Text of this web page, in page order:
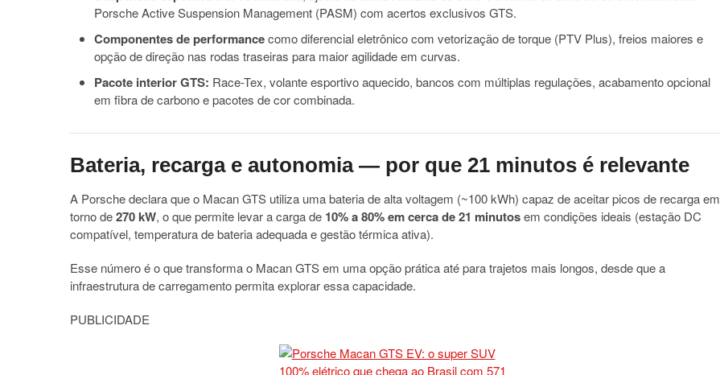
Porsche Active Suspension Management (PASM) com acertos exclusivos GTS.
Componentes de performancecomo diferencial eletrônico com vetorização de torque (PTV Plus), freios maiores e
opção de direção nas rodas traseiras para maior agilidade em curvas.
Pacote interior GTS: Race-Tex, volante esportivo aquecido, bancos com múltiplas regulações, acabamento opcional
em fibra de carbono e pacotes de cor combinada.
Bateria, recarga e autonomia — por que 21 minutos é relevante
A Porsche declara que o Macan GTS utiliza uma bateria de alta voltagem (~100 kWh) capaz de aceitar picos de recarga em
torno de270 kW, o que permite levar a carga de 10% a 80% em cerca de 21 minutosem condições ideais (estação DC
compatível, temperatura de bateria adequada e gestão térmica ativa).
Esse número é o que transforma o Macan GTS em uma opção prática até para trajetos mais longos, desde que a
infraestrutura de carregamento permita explorar essa capacidade.
PUBLICIDADE